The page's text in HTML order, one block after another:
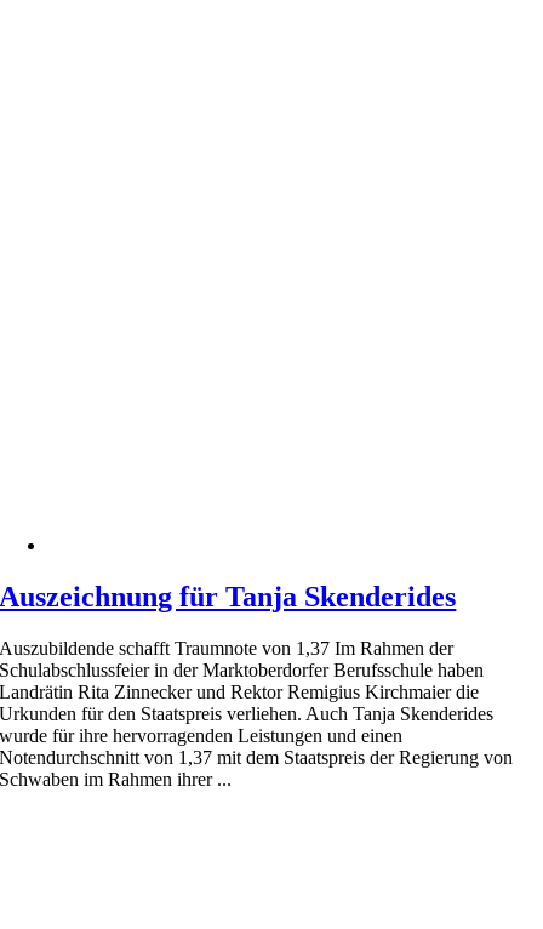
Auszeichnung für Tanja Skenderides
Auszubildende schafft Traumnote von 1,37 Im Rahmen der
Schulabschlussfeier in der Marktoberdorfer Berufsschule haben
Landrätin Rita Zinnecker und Rektor Remigius Kirchmaier die
Urkunden für den Staatspreis verliehen. Auch Tanja Skenderides
wurde für ihre hervorragenden Leistungen und einen
Notendurchschnitt von 1,37 mit dem Staatspreis der Regierung von
Schwaben im Rahmen ihrer ...